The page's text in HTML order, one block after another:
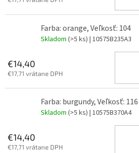
Farba: orange, Veľkosť: 104
Skladom (>5 ks) | 10575B235A3
€14,40
€17,71 vrátane DPH
Farba: burgundy, Veľkosť: 116
Skladom (>5 ks) | 10575B370A4
€14,40
€17,71 vrátane DPH